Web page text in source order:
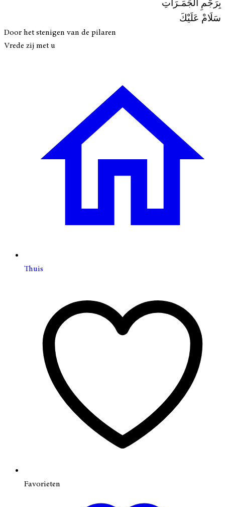
بِرَجْمِ الجَمَـرَاتِ
سَلَامْ عَلَيْكَ
Door het stenigen van de pilaren
Vrede zij met u
Thuis
Favorieten